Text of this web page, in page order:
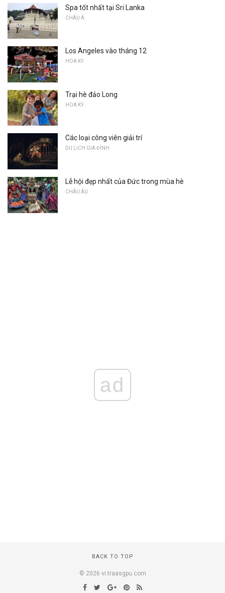
Spa tốt nhất tại Sri Lanka
CHÂU Á
Los Angeles vào tháng 12
HOA KỲ
Trại hè đảo Long
HOA KỲ
Các loại công viên giải trí
DU LỊCH GIA ĐÌNH
Lễ hội đẹp nhất của Đức trong mùa hè
CHÂU ÂU
ad
BACK TO TOP
© 2026 vi.traasgpu.com